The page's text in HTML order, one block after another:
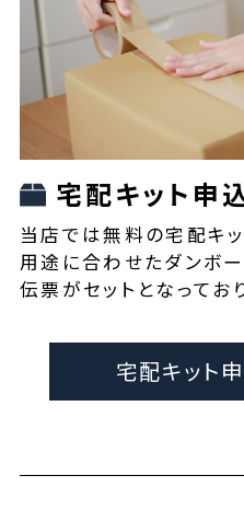
宅配キット申
当店では無料の宅配キッ
用途に合わせたダンボ
伝票がセットとなってお
宅配キット